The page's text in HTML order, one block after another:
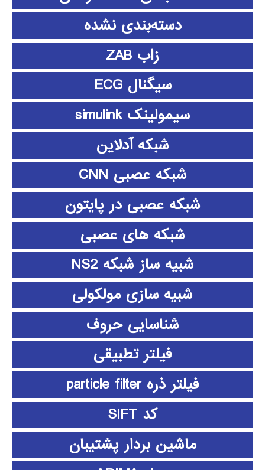
دسته‌بندی نشده
زاب ZAB
سیگنال ECG
سیمولینک simulink
شبکه آدلاین
شبکه عصبی CNN
شبکه عصبی در پایتون
شبکه های عصبی
شبیه ساز شبکه NS2
شبیه سازی مولکولی
شناسایی حروف
فیلتر تطبیقی
فیلتر ذره particle filter
کد SIFT
ماشین بردار پشتیبان